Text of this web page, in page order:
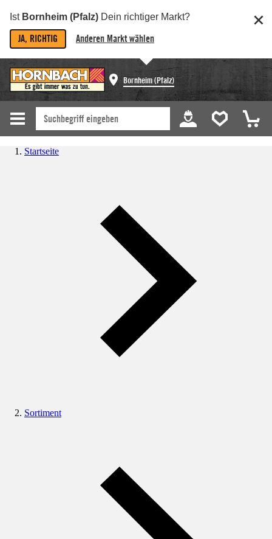
Ist Bornheim (Pfalz) Dein richtiger Markt?
JA, RICHTIG Anderen Markt wählen
Bornheim (Pfalz)
Startseite
Sortiment